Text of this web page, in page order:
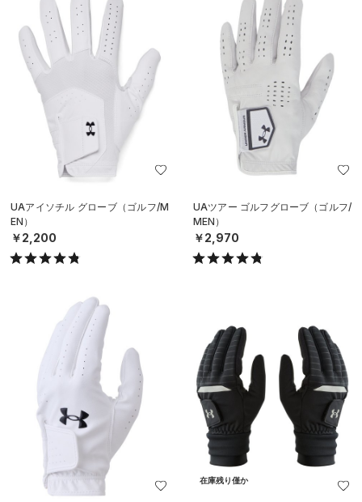
UAアイソチル グローブ（ゴルフ/M
EN）
￥2,200
UAツアー ゴルフグローブ（ゴルフ/
MEN）
￥2,970
在庫残り僅か